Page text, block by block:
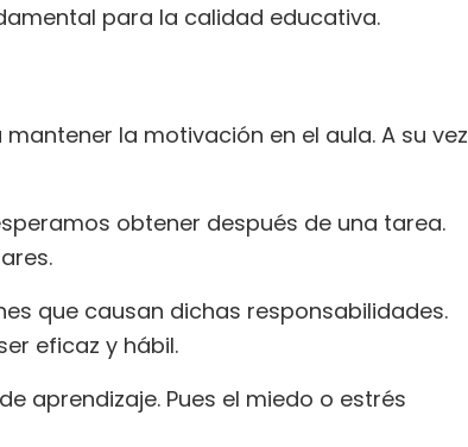
para la calidad educativa.
la motivación en el aula. A su vez
obtener después de una tarea.
que causan dichas responsabilidades.
eficaz y hábil.
aprendizaje. Pues el miedo o estrés